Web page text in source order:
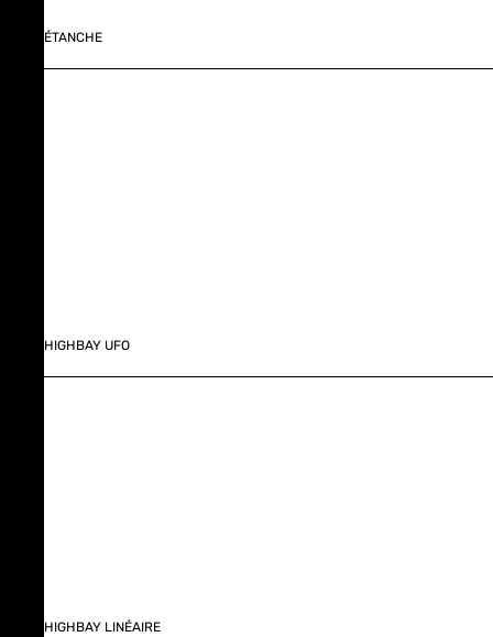
ÉTANCHE
HIGHBAY UFO
HIGHBAY LINÉAIRE